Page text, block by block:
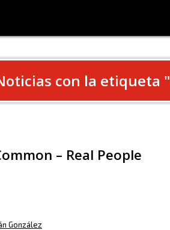
con la etiqueta "
– Real People
González